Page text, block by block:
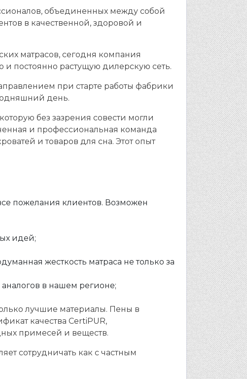
объединенных между собой
в качественной, здоровой и
матрасов, сегодня компания
и постоянно растущую дилерскую сеть.
при старте работы фабрики
день.
без зазрения совести могли
и профессиональная команда
и товаров для сна. Этот опыт
пожелания клиентов. Возможен
идей;
жесткость матраса не только за
в нашем регионе;
лучшие материалы. Пены в
качества CertiPUR,
примесей и веществ.
сотрудничать как с частным